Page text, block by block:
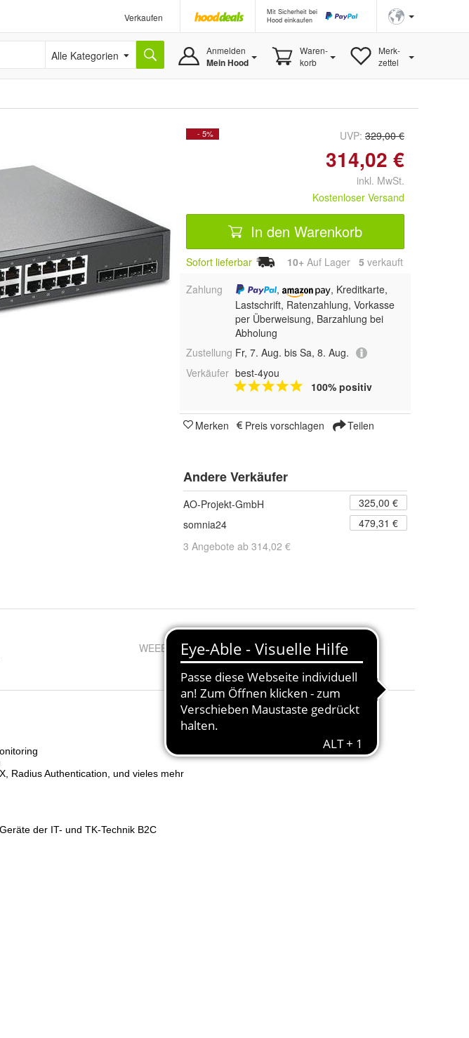
Verkaufen
Mit Sicherheit bei
Hood einkaufen
Alle Kategorien Anmelden
Mein Hood
Waren-
korb
Merk-
zettel
- 5% UVP: 329,00 €
314,02 €
inkl. MwSt.
Kostenloser Versand
In den Warenkorb
Sofort lieferbar 10+ Auf Lager 5 verkauft
Zahlung
,
, Kreditkarte,
Lastschrift, Ratenzahlung, Vorkasse
per Überweisung, Barzahlung bei
Abholung
Zustellung Fr, 7. Aug. bis Sa, 8. Aug.
Verkäufer best-4you
100% positiv
Merken Preis vorschlagen Teilen
Andere Verkäufer
AO-Projekt-GmbH
325,00 €
somnia24
479,31 €
3 Angebote ab 314,02 €
WEEE-Reg.-Nr.: DE 85565951